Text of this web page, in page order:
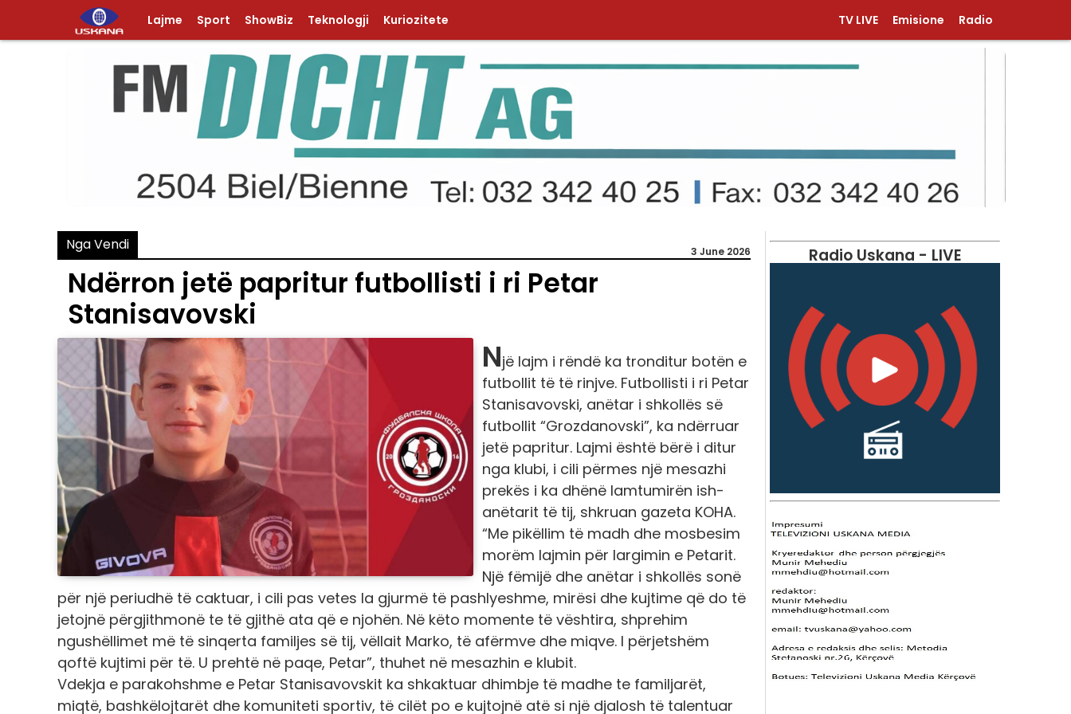
Lajme Sport ShowBiz Teknologji Kuriozitete TV LIVE Emisione Radio
Nga Vendi 3 June 2026
Ndërron jetë papritur futbollisti i ri Petar
Stanisavovski
Një lajm i rëndë ka tronditur botën e
futbollit të të rinjve. Futbollisti i ri Petar
Stanisavovski, anëtar i shkollës së
futbollit “Grozdanovski”, ka ndërruar
jetë papritur. Lajmi është bërë i ditur
nga klubi, i cili përmes një mesazhi
prekës i ka dhënë lamtumirën ish-
anëtarit të tij, shkruan gazeta KOHA.
“Me pikëllim të madh dhe mosbesim
morëm lajmin për largimin e Petarit.
Një fëmijë dhe anëtar i shkollës sonë
për një periudhë të caktuar, i cili pas vetes la gjurmë të pashlyeshme, mirësi dhe kujtime që do të
jetojnë përgjithmonë te të gjithë ata që e njohën. Në këto momente të vështira, shprehim
ngushëllimet më të sinqerta familjes së tij, vëllait Marko, të afërmve dhe miqve. I përjetshëm
qoftë kujtimi për të. U prehtë në paqe, Petar”, thuhet në mesazhin e klubit.
Vdekja e parakohshme e Petar Stanisavovskit ka shkaktuar dhimbje të madhe te familjarët,
miqtë, bashkëlojtarët dhe komuniteti sportiv, të cilët po e kujtojnë atë si një djalosh të talentuar
Radio Uskana - LIVE